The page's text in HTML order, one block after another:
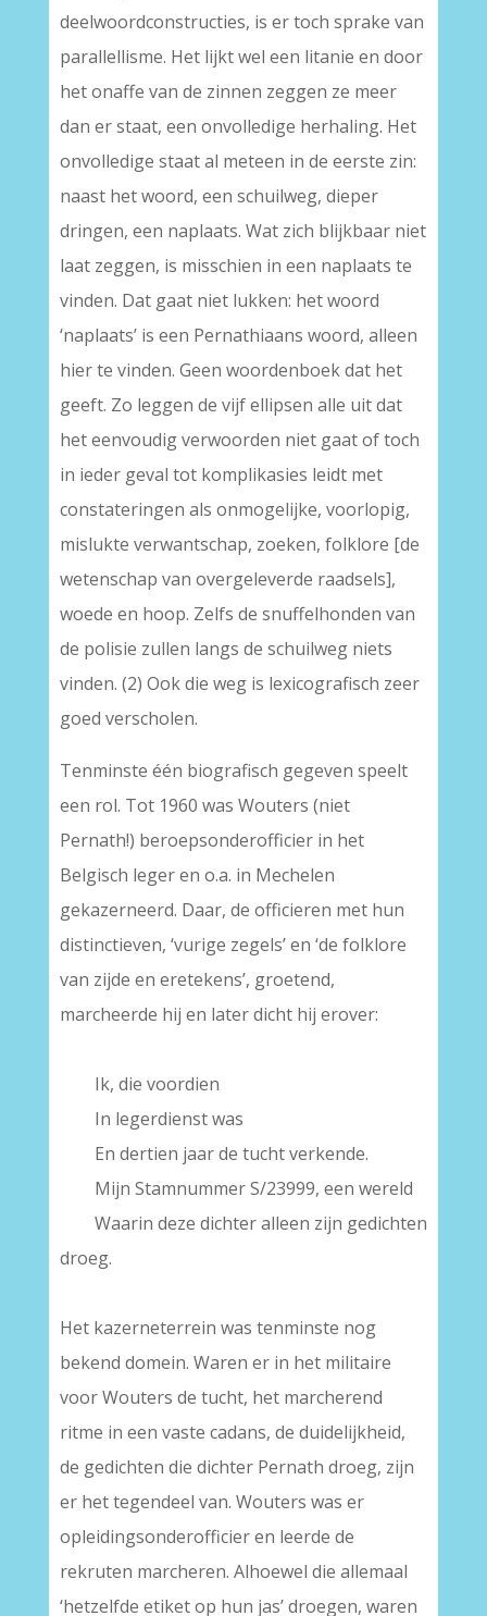
deelwoordconstructies, is er toch sprake van
parallellisme. Het lijkt wel een litanie en door
het onaffe van de zinnen zeggen ze meer
dan er staat, een onvolledige herhaling. Het
onvolledige staat al meteen in de eerste zin:
naast het woord, een schuilweg, dieper
dringen, een naplaats. Wat zich blijkbaar niet
laat zeggen, is misschien in een naplaats te
vinden. Dat gaat niet lukken: het woord
‘naplaats’ is een Pernathiaans woord, alleen
hier te vinden. Geen woordenboek dat het
geeft. Zo leggen de vijf ellipsen alle uit dat
het eenvoudig verwoorden niet gaat of toch
in ieder geval tot komplikasies leidt met
constateringen als onmogelijke, voorlopig,
mislukte verwantschap, zoeken, folklore [de
wetenschap van overgeleverde raadsels],
woede en hoop. Zelfs de snuffelhonden van
de polisie zullen langs de schuilweg niets
vinden. (2) Ook die weg is lexicografisch zeer
goed verscholen.
Tenminste één biografisch gegeven speelt
een rol. Tot 1960 was Wouters (niet
Pernath!) beroepsonderofficier in het
Belgisch leger en o.a. in Mechelen
gekazerneerd. Daar, de officieren met hun
distinctieven, ‘vurige zegels’ en ‘de folklore
van zijde en eretekens’, groetend,
marcheerde hij en later dicht hij erover:
Ik, die voordien
In legerdienst was
En dertien jaar de tucht verkende.
Mijn Stamnummer S/23999, een wereld
Waarin deze dichter alleen zijn gedichten
droeg.
Het kazerneterrein was tenminste nog
bekend domein. Waren er in het militaire
voor Wouters de tucht, het marcherend
ritme in een vaste cadans, de duidelijkheid,
de gedichten die dichter Pernath droeg, zijn
er het tegendeel van. Wouters was er
opleidingsonderofficier en leerde de
rekruten marcheren. Alhoewel die allemaal
‘hetzelfde etiket op hun jas’ droegen, waren